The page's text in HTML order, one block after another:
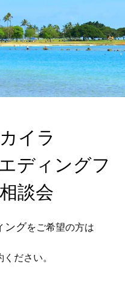
イラ
ディングフ
談会
ングをご希望の方は
ださい。